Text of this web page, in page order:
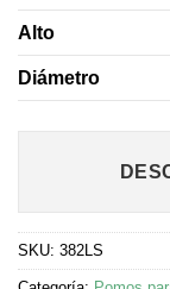
Alto
Diámetro
SKU: 382LS